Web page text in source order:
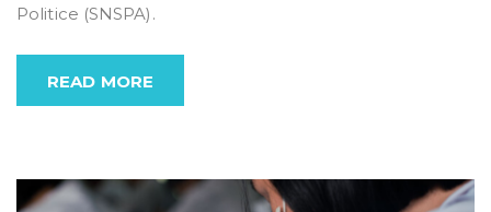
Politice (SNSPA).
READ MORE